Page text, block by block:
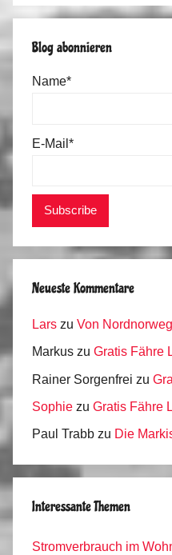
Blog abonnieren
Name*
E-Mail*
Neueste Kommentare
Lars zu Von
Markus zu Gratis Fähre
Rainer Sorgenfrei zu
Sophie zu Gratis Fähre
Paul Trabb zu Die
Interessante Themen
Stromverbrauch im